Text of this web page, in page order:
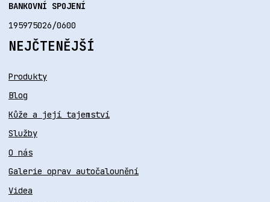
BANKOVNÍ SPOJENÍ
195975026/0600
NEJČTENĚJŠÍ
Produkty
Blog
Kůže a její tajemství
Služby
O nás
Galerie oprav autočalounění
Videa